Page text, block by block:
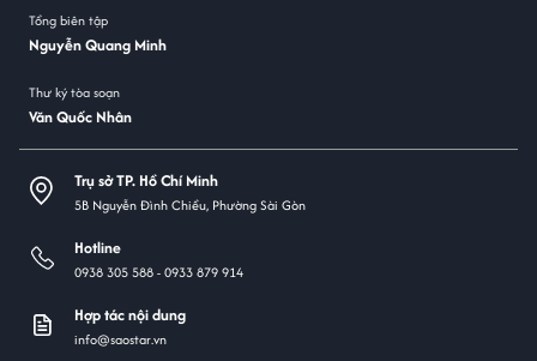
Tổng biên tập
Nguyễn Quang Minh
Thư ký tòa soạn
Văn Quốc Nhân
Trụ sở TP. Hồ Chí Minh
5B Nguyễn Đình Chiểu, Phường Sài Gòn
Hotline
0938 305 588 -0933 879 914
Hợp tác nội dung
info@saostar.vn